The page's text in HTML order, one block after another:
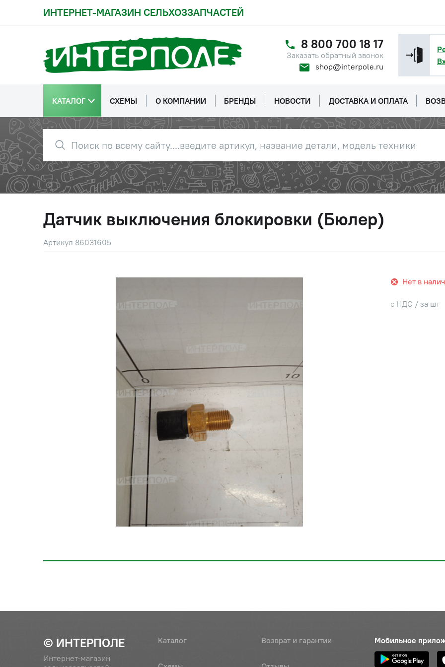
ИНТЕРНЕТ-МАГАЗИН СЕЛЬХОЗЗАПЧАСТЕЙ
8 800 700 18 17
Заказать обратный звонок
shop@interpole.ru
КАТАЛОГ СХЕМЫ О КОМПАНИИ БРЕНДЫ НОВОСТИ ДОСТАВКА И ОПЛАТА
Датчик выключения блокировки (Бюлер)
Артикул 86031605
Нет в
с НДС / за шт
© ИНТЕРПОЛЕ
Интернет-магазин
Каталог Возврат и гарантии Мобильное